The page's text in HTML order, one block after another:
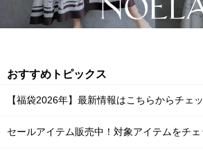
おすすめトピックス
【福袋2026年】最新情報はこちらからチェッ
セールアイテム販売中！対象アイテムをチェ